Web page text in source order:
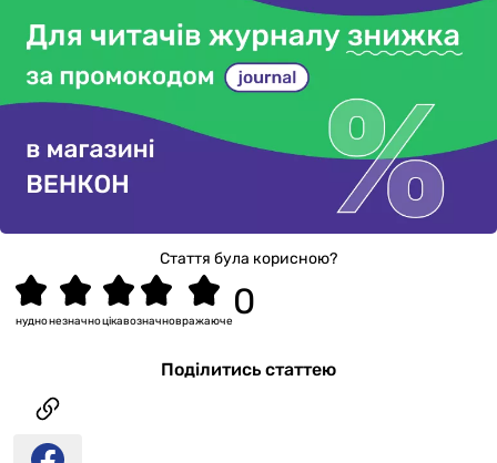
Стаття була корисною?
вражаюче
значно
цікаво
незначно
нудно
Поділитись статтею